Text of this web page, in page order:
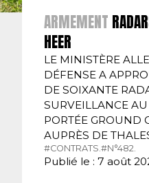
ARMEMENT
HEER
LE MINISTÈRE
DÉFENSE A
DE SOIXANTE
SURVEILLANCE
PORTÉE GROUND
AUPRÈS DE
#CONTRATS. #N°482.
Publié le : 7 août